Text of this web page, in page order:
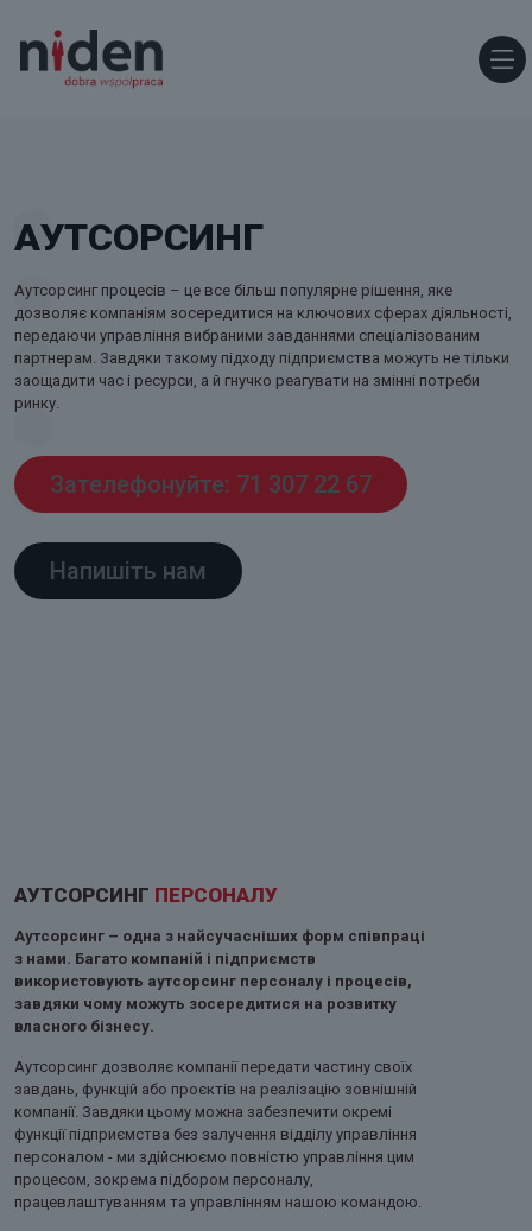
АУТСОРСИНГ
Аутсорсинг процесів – це все більш популярне рішення, яке
дозволяє компаніям зосередитися на ключових сферах діяльності,
передаючи управління вибраними завданнями спеціалізованим
партнерам. Завдяки такому підходу підприємства можуть не тільки
заощадити час і ресурси, а й гнучко реагувати на змінні потреби
ринку.
Зателефонуйте: 71 307 22 67
Напишіть нам
АУТСОРСИНГ ПЕРСОНАЛУ
Аутсорсинг – одна з найсучасніших форм співпраці
з нами. Багато компаній і підприємств
використовують аутсорсинг персоналу і процесів,
завдяки чому можуть зосередитися на розвитку
власного бізнесу.
Аутсорсинг дозволяє компанії передати частину своїх
завдань, функцій або проєктів на реалізацію зовнішній
компанії. Завдяки цьому можна забезпечити окремі
функції підприємства без залучення відділу управління
персоналом - ми здійснюємо повністю управління цим
процесом, зокрема підбором персоналу,
працевлаштуванням та управлінням нашою командою.